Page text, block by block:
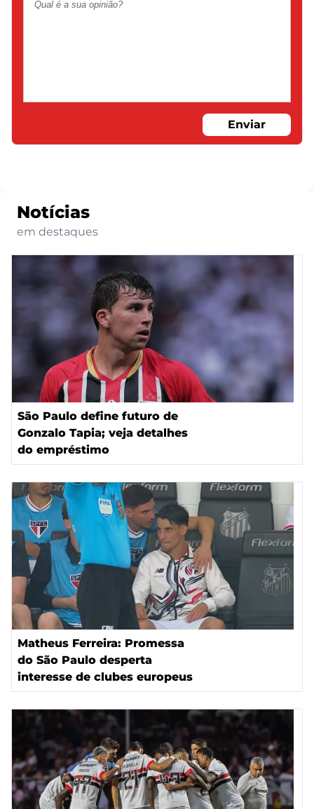
Enviar
Notícias
em destaques
São Paulo define futuro de
Gonzalo Tapia; veja detalhes
do empréstimo
Matheus Ferreira: Promessa
do São Paulo desperta
interesse de clubes europeus